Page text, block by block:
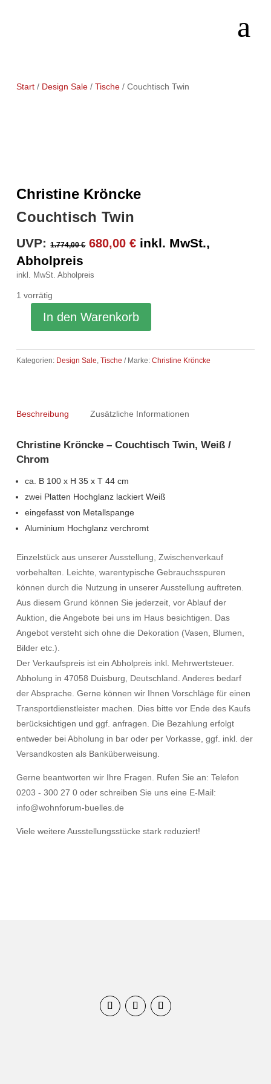
Start / Design Sale /Tische / Couchtisch Twin
Christine Kröncke
Couchtisch Twin
UVP: 1.774,00€ Ursprünglicher
war:
680,00€Aktueller
inkl. MwSt.,
Abholpreis
inkl. MwSt. Abholpreis
1 vorrätig
In den Warenkorb
Kategorien: Design Sale,Tische Marke:Christine Kröncke
Beschreibung Zusätzliche Informationen
Christine Kröncke – Couchtisch Twin, Weiß /
Chrom
ca. B 100 x H 35 x T 44 cm
zwei Platten Hochglanz lackiert Weiß
eingefasst von Metallspange
Aluminium Hochglanz verchromt
Einzelstück aus unserer Ausstellung, Zwischenverkauf
vorbehalten. Leichte, warentypische Gebrauchsspuren
können durch die Nutzung in unserer Ausstellung auftreten.
Aus diesem Grund können Sie jederzeit, vor Ablauf der
Auktion, die Angebote bei uns im Haus besichtigen. Das
Angebot versteht sich ohne die Dekoration (Vasen, Blumen,
Bilder etc.).
Der Verkaufspreis ist ein Abholpreis inkl. Mehrwertsteuer.
Abholung in 47058 Duisburg, Deutschland. Anderes bedarf
der Absprache. Gerne können wir Ihnen Vorschläge für einen
Transportdienstleister machen. Dies bitte vor Ende des Kaufs
berücksichtigen und ggf. anfragen. Die Bezahlung erfolgt
entweder bei Abholung in bar oder per Vorkasse, ggf. inkl. der
Versandkosten als Banküberweisung.
Gerne beantworten wir Ihre Fragen. Rufen Sie an: Telefon
0203 - 300 27 0 oder schreiben Sie uns eine E-Mail:
info@wohnforum-buelles.de
Viele weitere Ausstellungsstücke stark reduziert!